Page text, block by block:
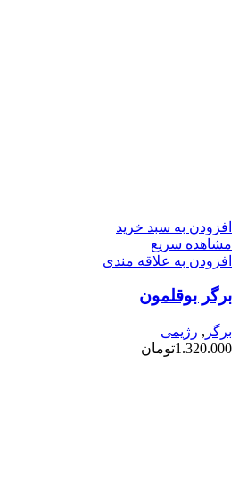
افزودن به سبد خرید
مشاهده سریع
افزودن به علاقه مندی
برگر بوقلمون
برگر , رژیمی
1.320.000تومان